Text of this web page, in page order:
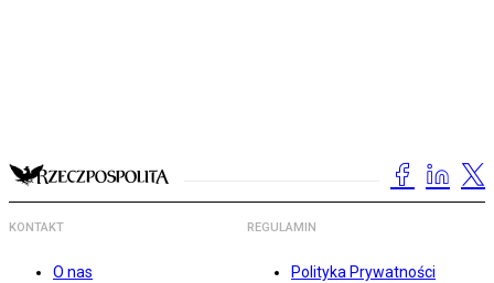
KONTAKT
O nas
REGULAMIN
Polityka Prywatności